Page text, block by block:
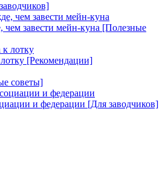
чем завести мейн-куна [Полезные
[Рекомендации]
советы]
и федерации [Для заводчиков]